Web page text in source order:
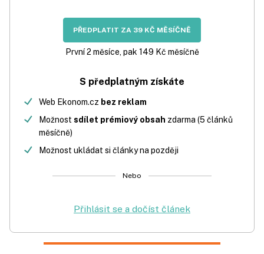
PŘEDPLATIT ZA 39 KČ MĚSÍČNĚ
První 2 měsíce, pak 149 Kč měsíčně
S předplatným získáte
Web Ekonom.cz bez reklam
Možnost sdílet prémiový obsah zdarma (5 článků
měsíčně)
Možnost ukládat si články na později
Nebo
Přihlásit se a dočíst článek